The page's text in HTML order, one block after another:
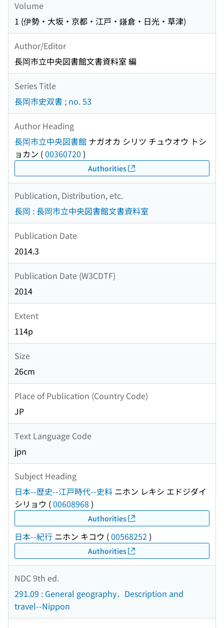
Volume
1 (伊勢・大坂・京都・江戸・鎌倉・日光・草津)
Author/Editor
長岡市立中央図書館文書資料室 編
Series Title
長岡市史双書 ; no. 53
Author Heading
長岡市立中央図書館 ナガオカ シリツ チュウオウ トシ
ョカン (00360720 )
Authorities
Publication, Distribution, etc.
長岡 : 長岡市立中央図書館文書資料室
Publication Date
2014.3
Publication Date (W3CDTF)
2014
Extent
114p
Size
26cm
Place of Publication (Country Code)
JP
Text Language Code
jpn
Subject Heading
日本--歴史--江戸時代--史料 ニホン レキシ エドジダイ
シリョウ (00608968 )
Authorities
日本--紀行 ニホン キコウ (00568252 )
Authorities
NDC 9th ed.
291.09 : General geography．Description and
travel--Nippon